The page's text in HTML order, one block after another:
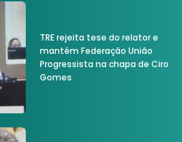
TRE rejeita tese do relator e
mantém Federação União
Progressista na chapa de Ciro
Gomes